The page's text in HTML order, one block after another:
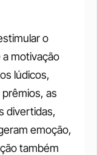
o
motivação
lúdicos,
as
divertidas,
emoção,
também